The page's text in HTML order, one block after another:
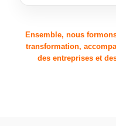
Ensemble, nous
transformation,
des entreprises et